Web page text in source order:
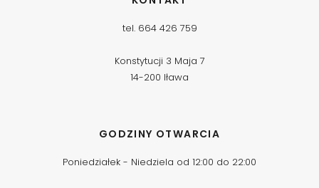
tel. 664 426 759
Konstytucji 3 Maja 7
14-200 Iława
GODZINY OTWARCIA
Poniedziałek - Niedziela od 12:00 do 22:00